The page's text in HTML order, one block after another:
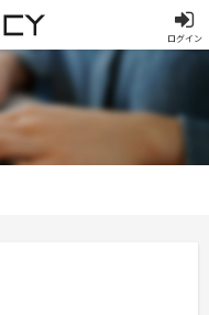
ログイン